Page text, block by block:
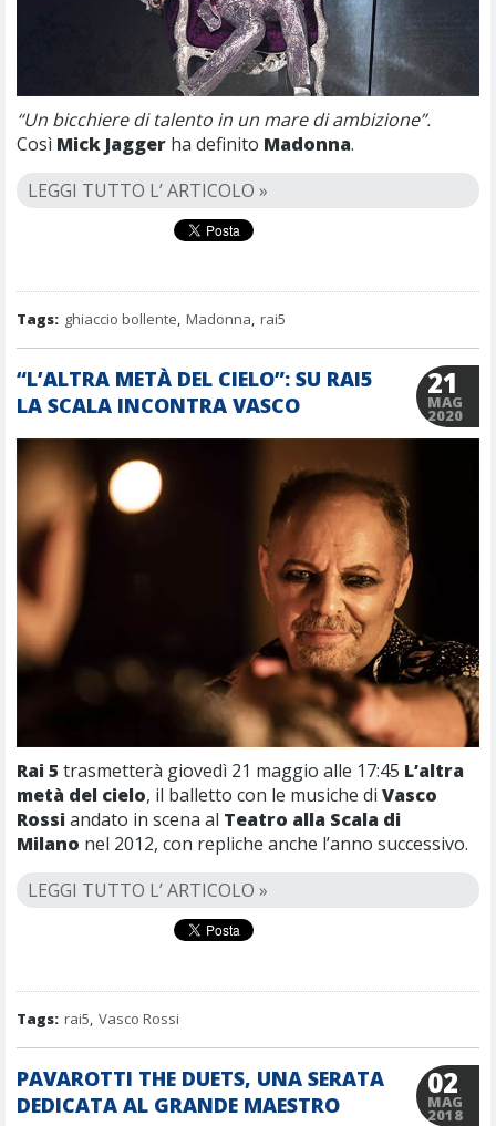
“Un bicchiere di talento in un mare di ambizione”.
Così Mick Jagger ha definito Madonna.
LEGGI TUTTO L’ ARTICOLO »
Tags: ghiaccio bollente, Madonna, rai5
“L’ALTRA METÀ DEL CIELO”: SU RAI5
LA SCALA INCONTRA VASCO
21
MAG
2020
Rai 5 trasmetterà giovedì 21 maggio alle 17:45 L’altra
metà del cielo, il balletto con le musiche di Vasco
Rossiandato in scena al Teatro alla Scala di
Milano nel 2012, con repliche anche l’anno successivo.
LEGGI TUTTO L’ ARTICOLO »
Tags: rai5, Vasco Rossi
PAVAROTTI THE DUETS, UNA SERATA
DEDICATA AL GRANDE MAESTRO
02
MAG
2018